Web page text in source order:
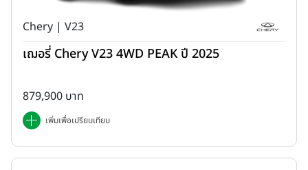
Chery | V23
เฌอรี่ Chery V23 4WD PEAK ปี 2025
879,900 บาท
เพิ่มเพื่อเปรียบเทียบ